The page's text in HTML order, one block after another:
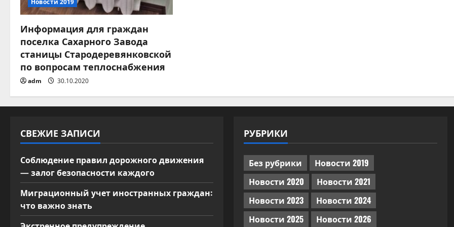
п
о
з
а
п
с
я
м
Информация для граждан
поселка Сахарного Завода
станицы Стародеревянковской
по вопросам теплоснабжения
adm 30.10.2020
СВЕЖИЕ ЗАПИСИ
Соблюдение правил дорожного движения
— залог безопасности каждого
Миграционный учет иностранных граждан:
что важно знать
РУБРИКИ
Без рубрики
Новости 2019
Новости 2020
Новости 2021
Новости 2023
Новости 2024
Новости 2025
Новости 2026